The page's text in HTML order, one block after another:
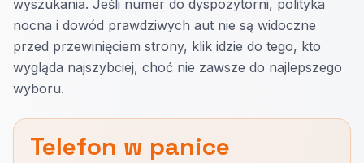
wyszukania. Jeśli numer do dyspozytorni, polityka
nocna i dowód prawdziwych aut nie są widoczne
przed przewinięciem strony, klik idzie do tego, kto
wygląda najszybciej, choć nie zawsze do najlepszego
wyboru.
Telefon w panice